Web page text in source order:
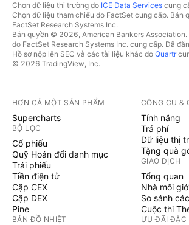
Chọn dữ liệu thị trường do ICE Data Services cung
Chọn dữ liệu tham chiếu do FactSet cung cấp.
FactSet Research Systems Inc.
Bản quyền © 2026, American Bankers Association.
do FactSet Research Systems Inc. cung cấp. Đã
Hồ sơ nộp lên SEC và các tài liệu khác do Quartr
© 2026 TradingView, Inc.
HƠN CẢ MỘT SẢN PHẨM
Supercharts
BỘ LỌC
Cổ phiếu
Quỹ Hoán đổi danh mục
Trái phiếu
Tiền điện tử
Cặp CEX
Cặp DEX
Pine
BẢN ĐỒ NHIỆT
CÔNG CỤ &
Tính năng
Trả phí
Dữ liệu thị
Tặng quà
GIAO DỊCH
Tổng quan
Nhà môi
So sánh
Cuộc thi
ƯU ĐÃI ĐẶC